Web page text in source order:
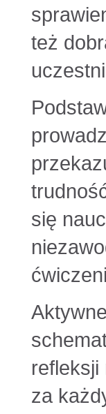
też
się
refleksji
za